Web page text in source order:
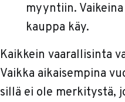
myyntiin.
kauppa käy.
Kaikkein vaarallisinta
Vaikka aikaisempina
sillä ei ole merkitystä,